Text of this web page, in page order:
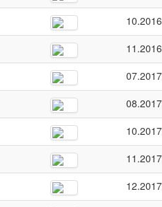
10.2016
11.2016
07.2017
08.2017
10.2017
11.2017
12.2017